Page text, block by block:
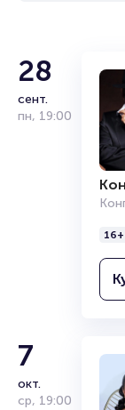
Ассирийских
зрителей.
Полезные
Подробнее о
читайте в
Продать билет
Организаторам
28
сент.
пн, 19:00
16+
7
окт.
ср, 19:00